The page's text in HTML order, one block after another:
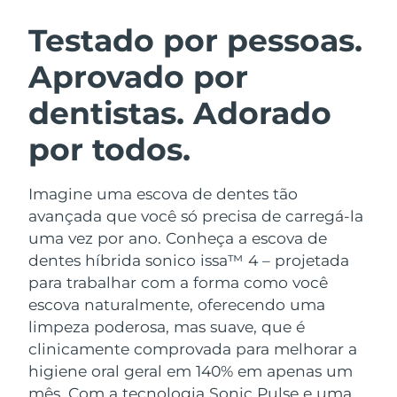
Testado por pessoas.
Aprovado por
dentistas. Adorado
por todos.
Imagine uma escova de dentes tão
avançada que você só precisa de carregá-la
uma vez por ano. Conheça a escova de
dentes híbrida sonico issa™ 4 – projetada
para trabalhar com a forma como você
escova naturalmente, oferecendo uma
limpeza poderosa, mas suave, que é
clinicamente comprovada para melhorar a
higiene oral geral em 140% em apenas um
mês. Com a tecnologia Sonic Pulse e uma
Limpeza facial
LUNA™ 4 kit
Anti-aging massage
LUNA™ 4 Plus
Massage, LED heating
LUNA™ 4 Men
For men, anti-aging massage
Lifting facial
BEAR™ 2 kit
Microcurrent toning
BEAR™ 2 go
Microcurrent toning on-the-go
BEAR™ 2 eyes & lips
Microcurrent line smoothing device
Hidratação
UFO™ 3 kit
Deep facial hydration
UFO™ 3 LED
Near-infrared and red light therapy
device
Cuidado oral
issa™ 4
Hybrid silicone sonic toothbrush
issa™ 4 plus
Smart hybrid silicone sonic toothbrush
TRATAMENTO ANTIENVELHECIMENTO
FAQ™
Antienvelhecimento Tratamentos LED
NEW
Áustria
Barein Entrega prevista
Bélgica Entrega prevista09/08/2026
Bermudas
Bósnia e
Herzegovina
Entrega prevista
Brunei Entrega prevista14/08/2026
Bulgária Entrega prevista
Canadá Entrega prevista
Chile Entrega prevista13/08/2026